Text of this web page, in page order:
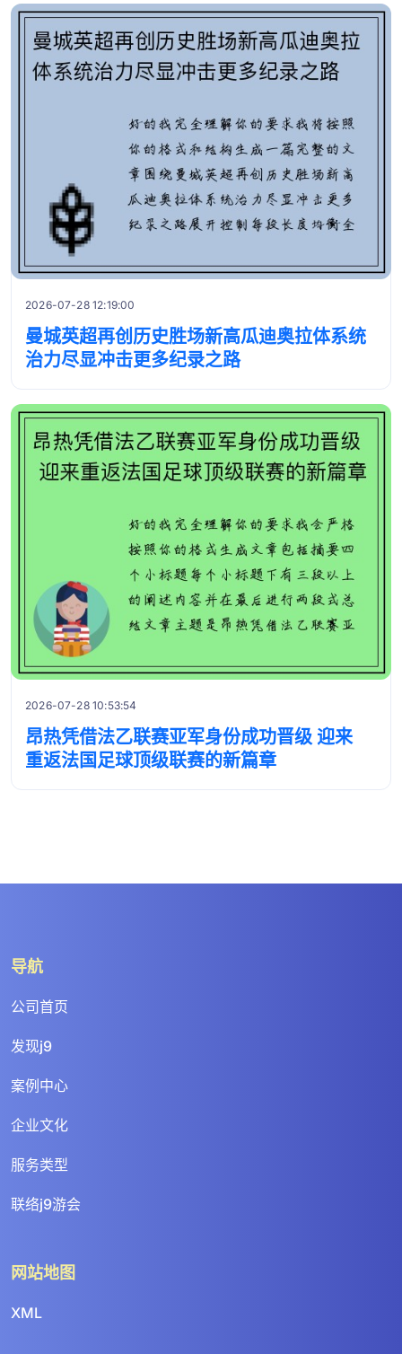
2026-07-28 12:19:00
曼城英超再创历史胜场新高瓜迪奥拉体系统
治力尽显冲击更多纪录之路
2026-07-28 10:53:54
昂热凭借法乙联赛亚军身份成功晋级 迎来
重返法国足球顶级联赛的新篇章
导航
公司首页
发现j9
案例中心
企业文化
服务类型
联络j9游会
网站地图
XML